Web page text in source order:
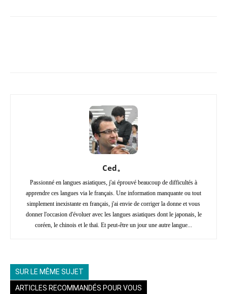
Ced。
Passionné en langues asiatiques, j'ai éprouvé beaucoup de difficultés à
apprendre ces langues via le français. Une information manquante ou tout
simplement inexistante en français, j'ai envie de corriger la donne et vous
donner l'occasion d'évoluer avec les langues asiatiques dont le japonais, le
coréen, le chinois et le thaï. Et peut-être un jour une autre langue...
SUR LE MÊME SUJET
ARTICLES RECOMMANDÉS POUR VOUS